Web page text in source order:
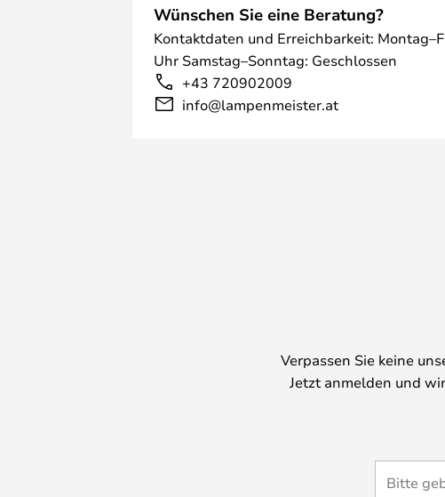
Wünschen Sie eine Beratung?
Kontaktdaten und Erreichbarkeit:
Uhr Samstag–Sonntag: Geschlossen
+43 720902009
info@lampenmeister.at
Verpassen Sie keine
Jetzt anmelden und